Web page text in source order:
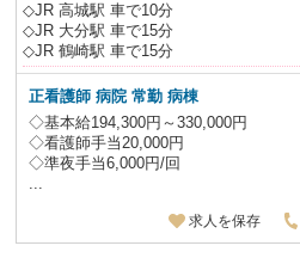
◇JR 高城駅 車で10分
◇JR 大分駅 車で15分
◇JR 鶴崎駅 車で15分
正看護師 病院 常勤 病棟
◇基本給194,300円～330,000円
◇看護師手当20,000円
◇準夜手当6,000円/回
...
求人を保存